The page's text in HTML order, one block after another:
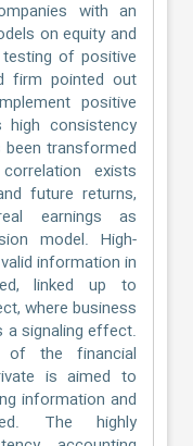
with an
on equity and
of positive
firm pointed out
positive
high consistency
transformed
exists
future returns,
earnings as
model. High-
information in
linked up to
where business
a signaling effect.
of the financial
is aimed to
information and
The highly